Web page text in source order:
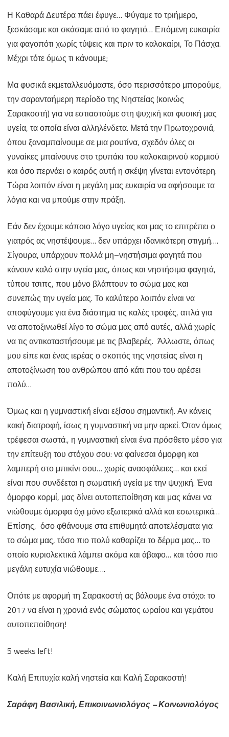
και…
φύγαμε
Η Καθαρά Δευτέρα πάει έφυγε… Φύγαμε το τριήμερο,
ξεσκάσαμε και σκάσαμε από το φαγητό… Επόμενη ευκαιρία
για φαγοπότι χωρίς τύψεις και πριν το καλοκαίρι, Το Πάσχα.
Μέχρι τότε όμως τι κάνουμε;
Μα φυσικά εκμεταλλευόμαστε, όσο περισσότερο μπορούμε,
την σαρανταήμερη περίοδο της Νηστείας (κοινώς
Σαρακοστή) για να εστιαστούμε στη ψυχική και φυσική μας
υγεία, τα οποία είναι αλληλένδετα. Μετά την Πρωτοχρονιά,
όπου ξαναμπαίνουμε σε μια ρουτίνα, σχεδόν όλες οι
γυναίκες μπαίνουνε στο τρυπάκι του καλοκαιρινού κορμιού
και όσο περνάει ο καιρός αυτή η σκέψη γίνεται εντονότερη.
Τώρα λοιπόν είναι η μεγάλη μας ευκαιρία να αφήσουμε τα
λόγια και να μπούμε στην πράξη.
Εάν δεν έχουμε κάποιο λόγο υγείας και μας το επιτρέπει ο
γιατρός ας νηστέψουμε… δεν υπάρχει ιδανικότερη στιγμή….
Σίγουρα, υπάρχουν πολλά μη–νηστήσιμα φαγητά που
κάνουν καλό στην υγεία μας, όπως και νηστήσιμα φαγητά,
τύπου τσιπς, που μόνο βλάπτουν το σώμα μας και
συνεπώς την υγεία μας. Το καλύτερο λοιπόν είναι να
αποφύγουμε για ένα διάστημα τις καλές τροφές, απλά για
να αποτοξινωθεί λίγο το σώμα μας από αυτές, αλλά χωρίς
να τις αντικαταστήσουμε με τις βλαβερές. Άλλωστε, όπως
μου είπε και ένας ιερέας ο σκοπός της νηστείας είναι η
αποτοξίνωση του ανθρώπου από κάτι που του αρέσει
πολύ…
Όμως και η γυμναστική είναι εξίσου σημαντική. Αν κάνεις
κακή διατροφή, ίσως η γυμναστική να μην αρκεί. Όταν όμως
τρέφεσαι σωστά., η γυμναστική είναι ένα πρόσθετο μέσο για
την επίτευξη του στόχου σου: να φαίνεσαι όμορφη και
λαμπερή στο μπικίνι σου… χωρίς ανασφάλειες… και εκεί
είναι που συνδέεται η σωματική υγεία με την ψυχική. Ένα
όμορφο κορμί, μας δίνει αυτοπεποίθηση και μας κάνει να
νιώθουμε όμορφα όχι μόνο εξωτερικά αλλά και εσωτερικά…
Επίσης, όσο φθάνουμε στα επιθυμητά αποτελέσματα για
το σώμα μας, τόσο πιο πολύ καθαρίζει το δέρμα μας… το
οποίο κυριολεκτικά λάμπει ακόμα και άβαφο… και τόσο πιο
μεγάλη ευτυχία νιώθουμε….
Οπότε με αφορμή τη Σαρακοστή ας βάλουμε ένα στόχο: το
2017 να είναι η χρονιά ενός σώματος ωραίου και γεμάτου
αυτοπεποίθηση!
5 weeks left!
Καλή Επιτυχία καλή νηστεία και Καλή Σαρακοστή!
Σαράφη Βασιλική, Επικοινωνιολόγος – Κοινωνιολόγος